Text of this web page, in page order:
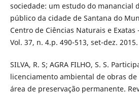
sociedade: um estudo do manancial
público da cidade de Santana do
Centro de Ciências Naturais e Exatas
Vol. 37, n. 4.p. 490-513, set-dez. 2015.
SILVA, R. S; AGRA FILHO, S. S.
licenciamento ambiental de obras
área de preservação permanente.